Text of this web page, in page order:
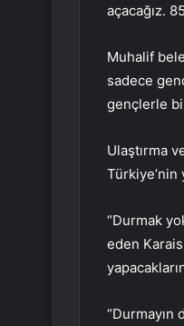
açacağız.
Muhalif
sadece
gençlerle
Ulaştırma
Türkiye’nin
“Durmak
eden
“Durmayın